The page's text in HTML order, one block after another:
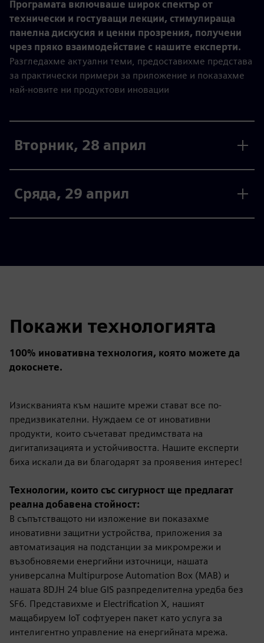
Програмата включваше широк спектър от
технически и гостуващи лекции, стимулираща
панелна дискусия и ценни прозрения, получени
чрез пряко взаимодействие с нашите експерти.
Разгледахме актуални теми, предоставихме представа
за практически примери за приложение и показахме
най-новите ни продуктови иновации
Вторник, 28 април
Сряда, 29 април
Покажи технологията
100% иновативна технология, която можете да
докоснете.
Изискванията към нашите мрежи стават все по-
предизвикателни. Нуждаем се от иновативни
продукти, които съчетават предимствата на
дигитализацията и устойчивостта. Нашите експерти
биха искали да ви благодарят за проявения интерес!
Технологии, които със сигурност ще предлагат
реална добавена стойност:
В съпътстващото ни изложение ви показахме
иновативни защитни устройства, приложения за
автоматизация на подстанции за микромрежи и
възобновяеми енергийни източници, нашата
универсална Multipurpose Automation Box (MAB) и
нашата 8DJH 24 blue GIS разпределителна уредба без
SF6. Представихме и Electrification X, нашият
мащабируем IoT софтуерен пакет като услуга за
интелигентно управление на енергийната мрежа.